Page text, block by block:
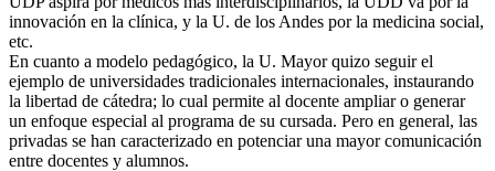
innovación en la clínica, y la U. de los Andes por la medicina social,
etc.
En cuanto a modelo pedagógico, la U. Mayor quizo seguir el
ejemplo de universidades tradicionales internacionales, instaurando
la libertad de cátedra; lo cual permite al docente ampliar o generar
un enfoque especial al programa de su cursada. Pero en general, las
privadas se han caracterizado en potenciar una mayor comunicación
entre docentes y alumnos.